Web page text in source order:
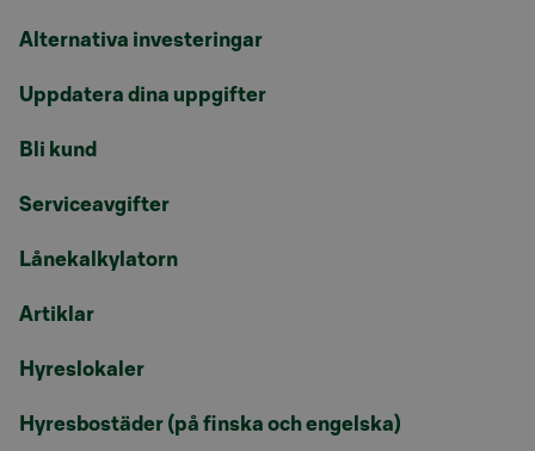
Alternativa investeringar
Uppdatera dina uppgifter
Bli kund
Serviceavgifter
Lånekalkylatorn
Artiklar
Hyreslokaler
Hyresbostäder (på finska och engelska)